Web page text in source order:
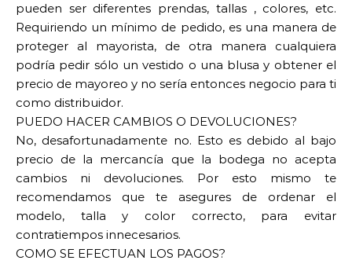
pueden ser diferentes prendas, tallas , colores, etc.
Requiriendo un mínimo de pedido, es una manera de
proteger al mayorista, de otra manera cualquiera
podría pedir sólo un vestido o una blusa y obtener el
precio de mayoreo y no sería entonces negocio para ti
como distribuidor.
PUEDO HACER CAMBIOS O DEVOLUCIONES?
No, desafortunadamente no. Esto es debido al bajo
precio de la mercancía que la bodega no acepta
cambios ni devoluciones. Por esto mismo te
recomendamos que te asegures de ordenar el
modelo, talla y color correcto, para evitar
contratiempos innecesarios.
COMO SE EFECTUAN LOS PAGOS?